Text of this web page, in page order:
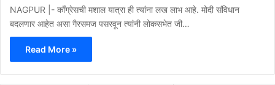
NAGPUR |- काँग्रेसची मशाल यात्रा ही त्यांना लख लाभ आहे. मोदी संविधान
बदलणार आहेत असा गैरसमज पसरवून त्यांनी लोकसभेत जी…
Read More »